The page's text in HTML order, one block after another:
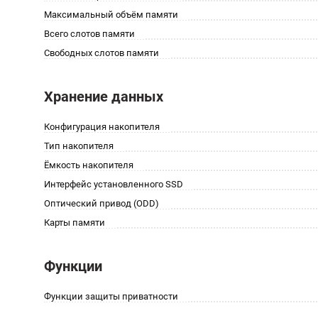
Максимальный объём памяти
Всего слотов памяти
Свободных слотов памяти
Хранение данных
Конфигурация накопителя
Тип накопителя
Ёмкость накопителя
Интерфейс установленного SSD
Оптический привод (ODD)
Карты памяти
Функции
Функции защиты приватности